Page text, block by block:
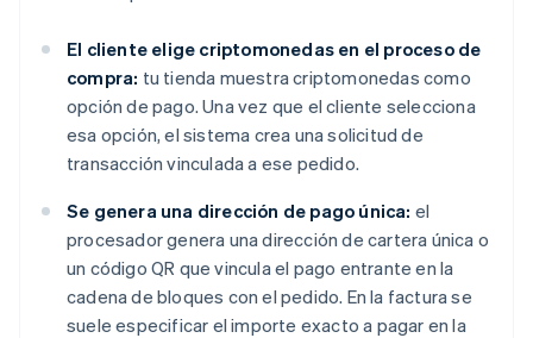
El cliente elige criptomonedas en el proceso de
compra: tu tienda muestra criptomonedas como
opción de pago. Una vez que el cliente selecciona
esa opción, el sistema crea una solicitud de
transacción vinculada a ese pedido.
Se genera una dirección de pago única: el
procesador genera una dirección de cartera única o
un código QR que vincula el pago entrante en la
cadena de bloques con el pedido. En la factura se
suele especificar el importe exacto a pagar en la